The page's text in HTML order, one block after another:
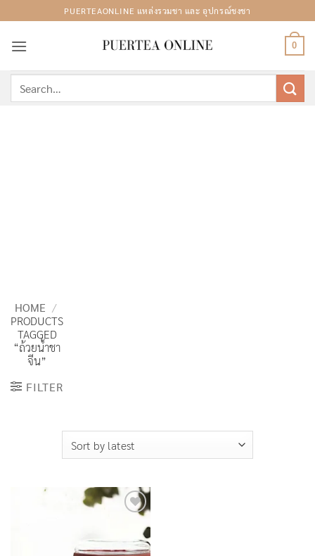
to
content
PUERTEAONLINE แหล่งรวมชา และ อุปกรณ์ชงชา
0
for:
HOME /
PRODUCTS
TAGGED
“ถ้วยน้ำชา
จีน”
FILTER
Wishlist